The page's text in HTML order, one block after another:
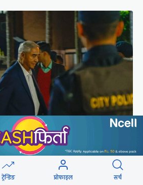
२६ गते स्वदेश फर्किने
ट्रेन्डिङ प्रोफाइल सर्च